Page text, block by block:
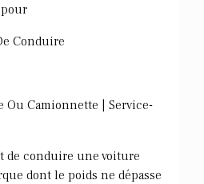
Conduire
Ou Camionnette | Service-
de conduire une voiture
dont le poids ne dépasse